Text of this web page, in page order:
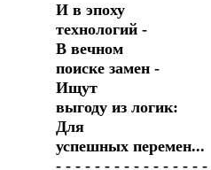
И в эпоху
технологий -
В вечном
поиске замен -
Ищут
выгоду из логик:
Для
успешных перемен...
- - - - - - - - - - - - - - - -